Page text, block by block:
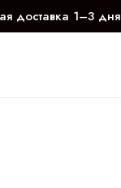
доставка 1–3 дня